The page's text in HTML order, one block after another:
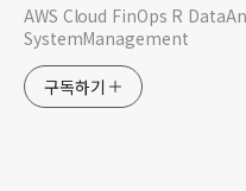
AWS Cloud FinOps R
SystemManagement
구독하기